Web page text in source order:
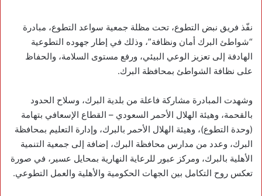
نفّذ فريق نبض التطوع، تحت مظلة جمعية سواعد التطوع، مبادرة
“شواطئ البرك أمان ونظافة”، وذلك في إطار جهوده التطوعية
الهادفة إلى تعزيز الوعي البيئي، ورفع مستوى السلامة، والحفاظ
على نظافة الشواطئ بمحافظة البرك.
وشهدت المبادرة مشاركة فاعلة من بلدية البرك، وسلاح الحدود
بالقحمة، وهيئة الهلال الأحمر السعودي – القطاع الإسعافي بتهامة
(وحدة التطوع)، وهيئة الهلال الأحمر بالبرك، وإدارة التعليم بمحافظة
البرك، وعدد من مدارس محافظة البرك، إضافة إلى جمعية التنمية
الأهلية بالبرك، ومركز عبور للرعاية النهارية بمحايل عسير، في صورة
تعكس روح التكامل بين الجهات الحكومية والأهلية والعمل التطوعي.